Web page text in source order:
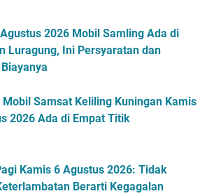
2026 Mobil Samling Ada di
Luragung, Ini Persyaratan dan
Mobil Samsat Keliling Kuningan Kamis
2026 Ada di Empat Titik
Kamis 6 Agustus 2026: Tidak
Berarti Kegagalan